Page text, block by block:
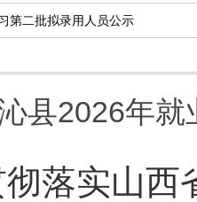
第二批拟录用人员公示
县2026年就
落实山西